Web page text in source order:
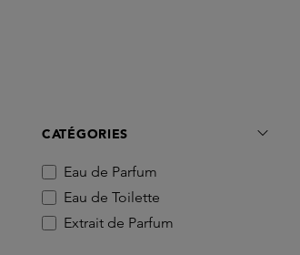
CATÉGORIES
Eau de Parfum
Eau de Toilette
Extrait de Parfum